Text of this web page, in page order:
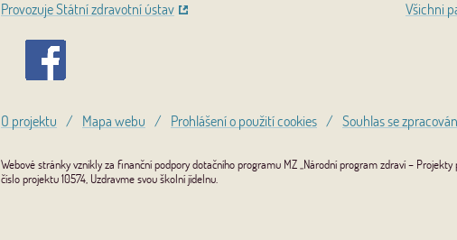
Provozuje Státní zdravotní ústav Všichni
O projektu / Mapa webu / Prohlášení o použití cookies / Souhlas se
Webové stránky vznikly za finanční podpory dotačního programu MZ „Národní program zdraví – Projekty
číslo projektu 10574, Uzdravme svou školní jídelnu.